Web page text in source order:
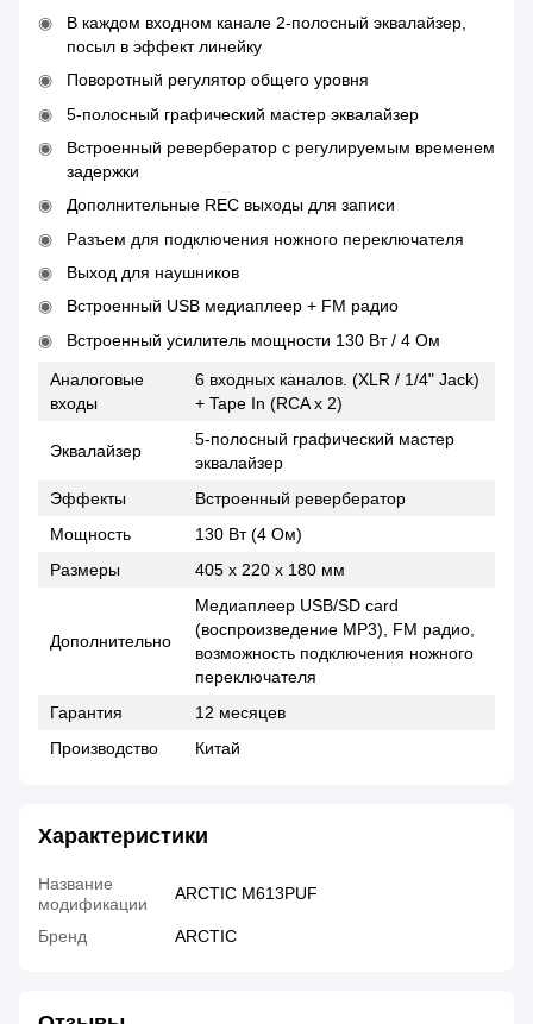
В каждом входном канале 2-полосный эквалайзер,
посыл в эффект линейку
Поворотный регулятор общего уровня
5-полосный графический мастер эквалайзер
Встроенный ревербератор с регулируемым временем
задержки
Дополнительные REC выходы для записи
Разъем для подключения ножного переключателя
Выход для наушников
Встроенный USB медиаплеер + FM радио
Встроенный усилитель мощности 130 Bт / 4 Ом
Аналоговые
входы
6 входных каналов. (XLR / 1/4" Jack)
+ Tape In (RCA x 2)
Эквалайзер
5-полосный графический мастер
эквалайзер
Эффекты
Встроенный ревербератор
Мощность
130 Вт (4 Ом)
Размеры
405 х 220 х 180 мм
Дополнительно
Медиаплеер USB/SD card
(воспроизведение MP3), FM радио,
возможность подключения ножного
переключателя
Гарантия
12 месяцев
Производство
Китай
Характеристики
Название
модификации
ARCTIC M613PUF
Бренд ARCTIC